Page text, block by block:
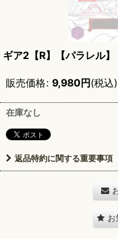
ギア2【R】【パラレル】
販売価格: 9,980円(税込)
在庫なし
返品特約に関する重要事項
お